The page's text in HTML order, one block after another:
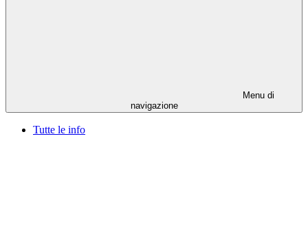
Menu di
navigazione
Tutte le info